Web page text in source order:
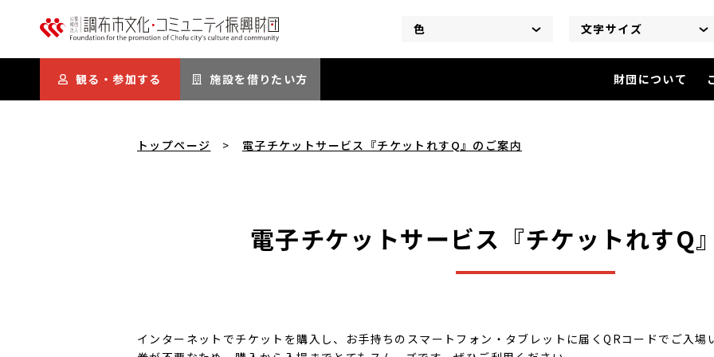
色
文字サイズ
観る・参加する 施設を借りたい方 財団について
トップページ 電子チケットサービス『チケットれすQ』のご案内
電子チケットサービス『チケットれすQ
インターネットでチケットを購入し、お手持ちのスマートフォン・タブレットに届くQRコードでご入